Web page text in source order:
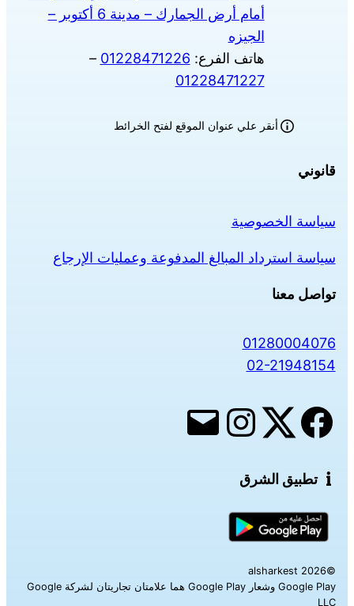
أمام أرض الجمارك – مدينة 6 أكتوبر –
الجيزه
هاتف الفرع: 01228471226
–
01228471227
أنقر علي عنوان الموقع لفتح الخرائط
قانوني
سياسة الخصوصية
سياسة استرداد المبالغ المدفوعة وعمليات الإرجاع
تواصل معنا
01280004076
02-21948154
تطبيق الشرق
©alsharkest 2026
Google Play وشعار Google Play هما علامتان تجاريتان لشركة Google
LLC‎